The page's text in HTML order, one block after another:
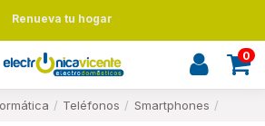
Renueva tu hogar
0
Teléfonos Smartphones